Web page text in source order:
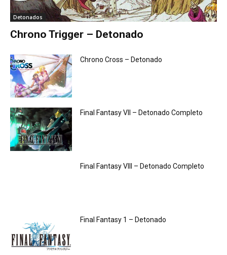
Detonados
Chrono Trigger – Detonado
Chrono Cross – Detonado
Final Fantasy VII – Detonado Completo
Final Fantasy VIII – Detonado Completo
Final Fantasy 1 – Detonado